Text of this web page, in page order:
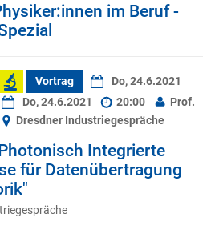
im Beruf -
Vortrag
Do, 24.6.2021
Do, 24.6.2021 20:00
Prof.
Dresdner Industriegespräche
Integrierte
für Datenübertragung